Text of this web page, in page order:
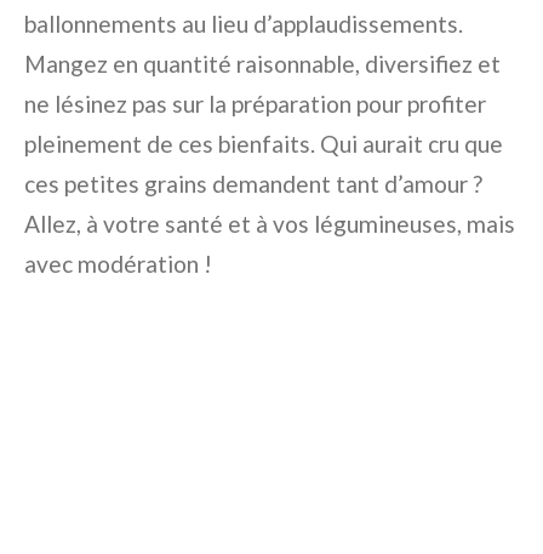
ballonnements au lieu d’applaudissements.
Mangez en quantité raisonnable, diversifiez et
ne lésinez pas sur la préparation pour profiter
pleinement de ces bienfaits. Qui aurait cru que
ces petites grains demandent tant d’amour ?
Allez, à votre santé et à vos légumineuses, mais
avec modération !